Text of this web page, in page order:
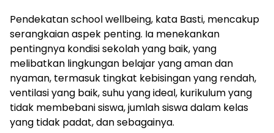
Pendekatan school wellbeing, kata Basti, mencakup
serangkaian aspek penting. Ia menekankan
pentingnya kondisi sekolah yang baik, yang
melibatkan lingkungan belajar yang aman dan
nyaman, termasuk tingkat kebisingan yang rendah,
ventilasi yang baik, suhu yang ideal, kurikulum yang
tidak membebani siswa, jumlah siswa dalam kelas
yang tidak padat, dan sebagainya.